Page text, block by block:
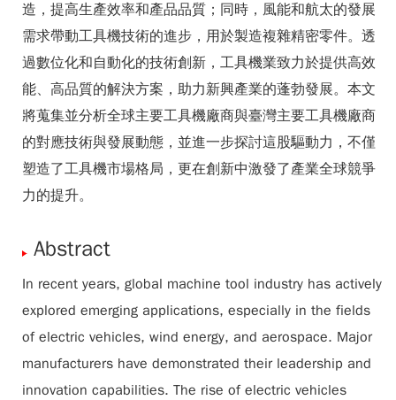
造，提高生產效率和產品品質；同時，風能和航太的發展
需求帶動工具機技術的進步，用於製造複雜精密零件。透
過數位化和自動化的技術創新，工具機業致力於提供高效
能、高品質的解決方案，助力新興產業的蓬勃發展。本文
將蒐集並分析全球主要工具機廠商與臺灣主要工具機廠商
的對應技術與發展動態，並進一步探討這股驅動力，不僅
塑造了工具機市場格局，更在創新中激發了產業全球競爭
力的提升。
Abstract
In recent years, global machine tool industry has actively
explored emerging applications, especially in the fields
of electric vehicles, wind energy, and aerospace. Major
manufacturers have demonstrated their leadership and
innovation capabilities. The rise of electric vehicles